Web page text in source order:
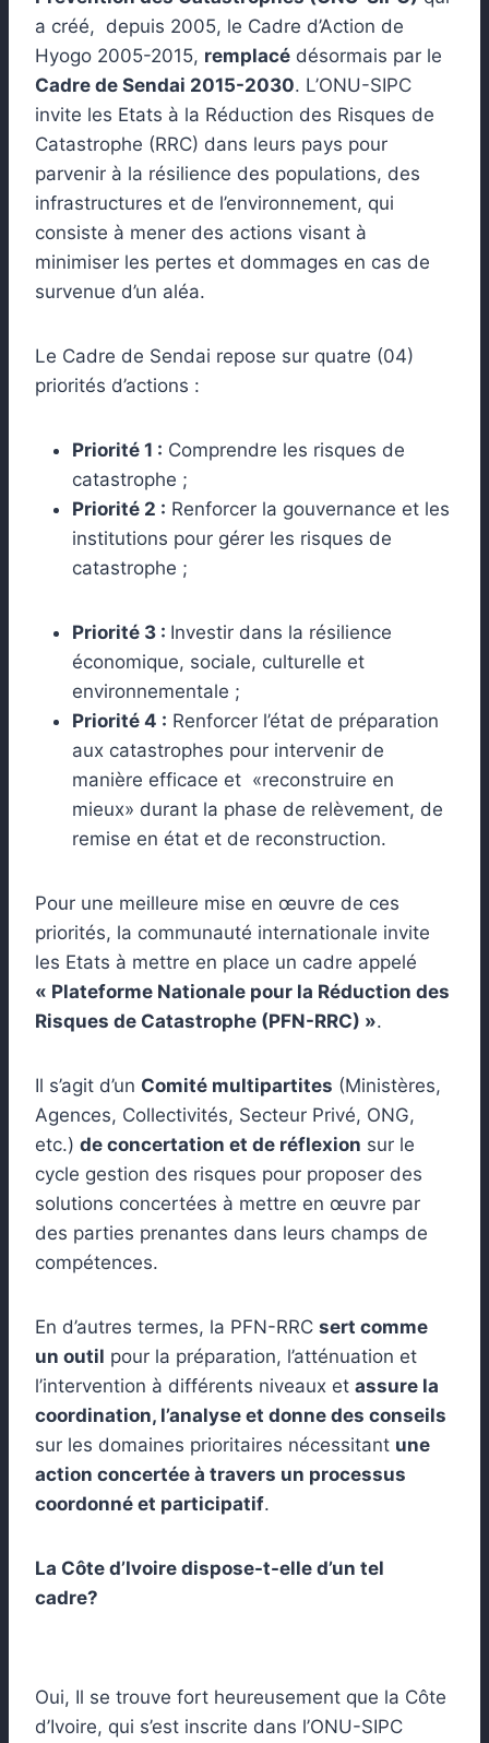
a créé, depuis 2005, le Cadre d’Action de
Hyogo 2005-2015, remplacé désormais par le
Cadre de Sendai 2015-2030. L’ONU-SIPC
invite les Etats à la Réduction des Risques de
Catastrophe (RRC) dans leurs pays pour
parvenir à la résilience des populations, des
infrastructures et de l’environnement, qui
consiste à mener des actions visant à
minimiser les pertes et dommages en cas de
survenue d’un aléa.
Le Cadre de Sendai repose sur quatre (04)
priorités d’actions :
Priorité 1 : Comprendre les risques de
catastrophe ;
Priorité 2 : Renforcer la gouvernance et les
institutions pour gérer les risques de
catastrophe ;
Priorité 3 : Investir dans la résilience
économique, sociale, culturelle et
environnementale ;
Priorité 4 : Renforcer l’état de préparation
aux catastrophes pour intervenir de
manière efficace et «reconstruire en
mieux» durant la phase de relèvement, de
remise en état et de reconstruction.
Pour une meilleure mise en œuvre de ces
priorités, la communauté internationale invite
les Etats à mettre en place un cadre appelé
« Plateforme Nationale pour la Réduction des
Risques de Catastrophe (PFN-RRC) ».
Il s’agit d’un Comité multipartites (Ministères,
Agences, Collectivités, Secteur Privé, ONG,
etc.) de concertation et de réflexion sur le
cycle gestion des risques pour proposer des
solutions concertées à mettre en œuvre par
des parties prenantes dans leurs champs de
compétences.
En d’autres termes, la PFN-RRC sert comme
un outil pour la préparation, l’atténuation et
l’intervention à différents niveaux et assure la
coordination, l’analyse et donne des conseils
sur les domaines prioritaires nécessitant une
action concertée à travers un processus
coordonné et participatif.
La Côte d’Ivoire dispose-t-elle d’un tel
cadre?
Oui, Il se trouve fort heureusement que la Côte
d’Ivoire, qui s’est inscrite dans l’ONU-SIPC